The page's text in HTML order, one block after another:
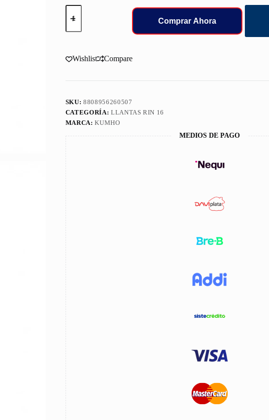
225/55/16
LLANT
PS31
Comprar Ahora
Wishlist Compare
SKU:8808956260507
CATEGORÍA: LLANTAS RIN 16
MARCA:KUMHO
MEDIOS DE PAGO